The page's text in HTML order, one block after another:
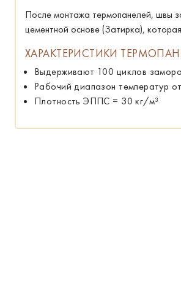
После монтажа термопанелей, швы
цементной основе (Затирка),
ХАРАКТЕРИСТИКИ
Выдерживают 100 циклов
Рабочий диапазон температур
Плотность ЭППС = 30 кг/м³